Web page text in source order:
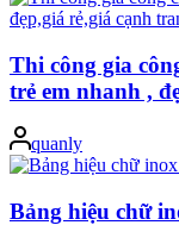
Thi công gia
trẻ em nhanh ,
Posted
by
quanly
Bảng hiệu chữ